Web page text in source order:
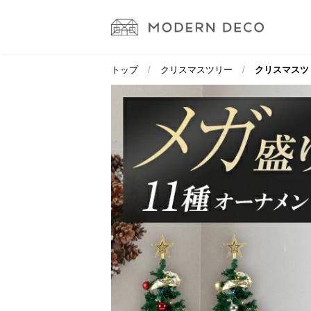
トップ クリスマスツリー クリスマス